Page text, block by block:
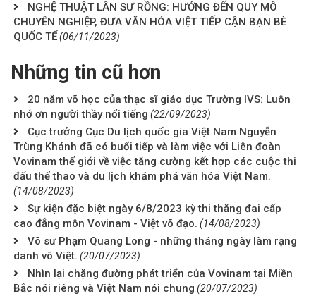
NGHỆ THUẬT LÂN SƯ RỒNG: HƯỚNG ĐẾN QUY MÔ
CHUYÊN NGHIỆP, ĐƯA VĂN HÓA VIỆT TIẾP CẬN BẠN BÈ
QUỐC TẾ(06/11/2023)
Những tin cũ hơn
20 năm võ học của thạc sĩ giáo dục Trường IVS: Luôn
nhớ ơn người thầy nổi tiếng (22/09/2023)
Cục trưởng Cục Du lịch quốc gia Việt Nam Nguyễn
Trùng Khánh đã có buổi tiếp và làm việc với Liên đoàn
Vovinam thế giới về việc tăng cường kết hợp các cuộc thi
đấu thể thao và du lịch khám phá văn hóa Việt Nam.
(14/08/2023)
Sự kiện đặc biệt ngày 6/8/2023 kỳ thi thăng đai cấp
cao đẳng môn Vovinam - Việt võ đạo. (14/08/2023)
Võ sư Phạm Quang Long - những tháng ngày làm rạng
danh võ Việt. (20/07/2023)
Nhìn lại chặng đường phát triển của Vovinam tại Miền
Bắc nói riêng và Việt Nam nói chung (20/07/2023)